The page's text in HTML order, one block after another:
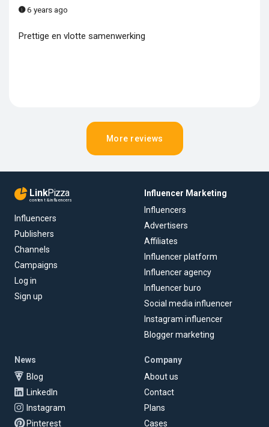
6 years ago
Prettige en vlotte samenwerking
More reviews
LinkPizza
content & influencers
Influencers
Publishers
Channels
Campaigns
Log in
Sign up
Influencer Marketing
Influencers
Advertisers
Affiliates
Influencer platform
Influencer agency
Influencer buro
Social media influencer
Instagram influencer
Blogger marketing
News
Blog
LinkedIn
Instagram
Pinterest
Company
About us
Contact
Plans
Cases